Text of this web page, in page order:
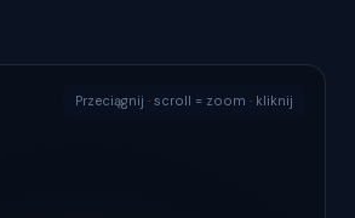
Przeciągnij · scroll = zoom · kliknij